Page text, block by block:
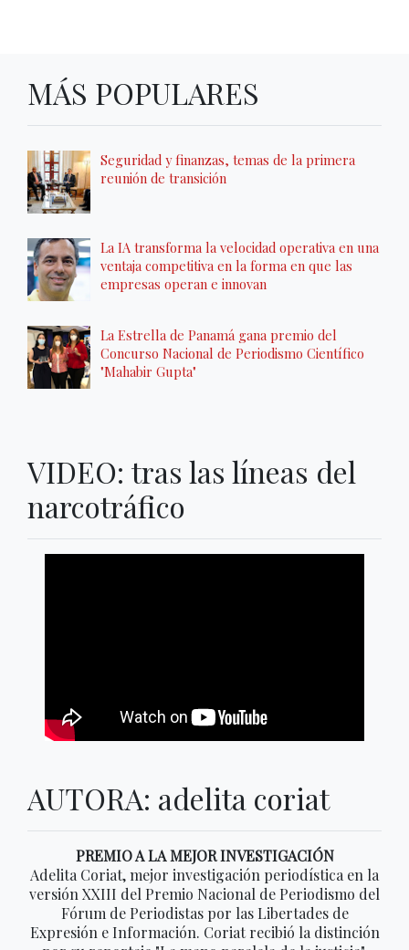
MÁS POPULARES
Seguridad y finanzas, temas de la primera
reunión de transición
La IA transforma la velocidad operativa en una
ventaja competitiva en la forma en que las
empresas operan e innovan
La Estrella de Panamá gana premio del
Concurso Nacional de Periodismo Científico
"Mahabir Gupta"
VIDEO: tras las líneas del
narcotráfico
AUTORA: adelita coriat
PREMIO A LA MEJOR INVESTIGACIÓN
Adelita Coriat, mejor investigación periodística en la
versión XXIII del Premio Nacional de Periodismo del
Fórum de Periodistas por las Libertades de
Expresión e Información. Coriat recibió la distinción